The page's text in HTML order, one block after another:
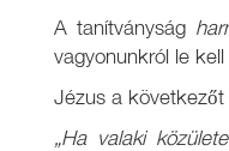
A tanítványság
vagyonunkról le
Jézus a
„Ha valaki